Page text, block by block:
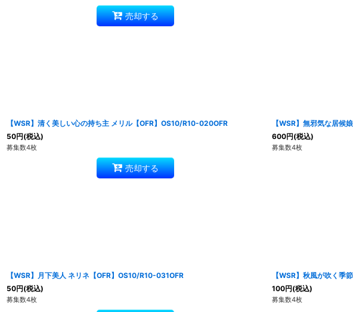
売却する
【WSR】清く美しい心の持ち主 メリル【OFR】OS10/R10-020OFR
50円(税込)
募集数4枚
売却する
【WSR】無邪気な居候
600円(税込)
募集数4枚
【WSR】月下美人 ネリネ【OFR】OS10/R10-031OFR
50円(税込)
募集数4枚
【WSR】秋風が吹く季
100円(税込)
募集数4枚